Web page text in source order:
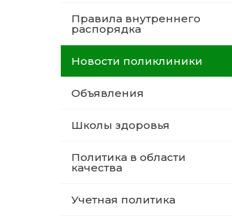
Правила внутреннего
распорядка
Новости поликлиники
Объявления
Школы здоровья
Политика в области
качества
Учетная политика